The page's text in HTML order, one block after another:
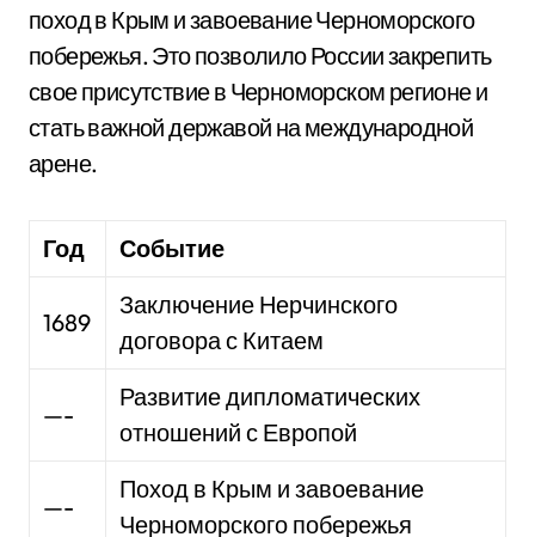
поход в Крым и завоевание Черноморского
побережья. Это позволило России закрепить
свое присутствие в Черноморском регионе и
стать важной державой на международной
арене.
Год Событие
1689
Заключение Нерчинского
договора с Китаем
—-
Развитие дипломатических
отношений с Европой
—-
Поход в Крым и завоевание
Черноморского побережья